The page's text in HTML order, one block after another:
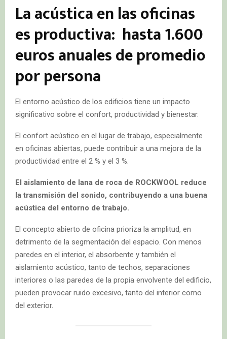
La acústica en las oficinas
es productiva: hasta 1.600
euros anuales de promedio
por persona
El entorno acústico de los edificios tiene un impacto
significativo sobre el confort, productividad y bienestar.
El confort acústico en el lugar de trabajo, especialmente
en oficinas abiertas, puede contribuir a una mejora de la
productividad entre el 2 % y el 3 %.
El aislamiento de lana de roca de ROCKWOOL reduce
la transmisión del sonido, contribuyendo a una buena
acústica del entorno de trabajo.
El concepto abierto de oficina prioriza la amplitud, en
detrimento de la segmentación del espacio. Con menos
paredes en el interior, el absorbente y también el
aislamiento acústico, tanto de techos, separaciones
interiores o las paredes de la propia envolvente del edificio,
pueden provocar ruido excesivo, tanto del interior como
del exterior.